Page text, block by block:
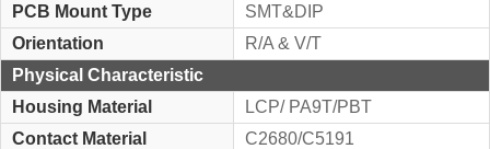
PCB Mount Type
SMT&DIP
Orientation
R/A & V/T
Physical Characteristic
Housing Material
LCP/ PA9T/PBT
Contact Material
C2680/C5191